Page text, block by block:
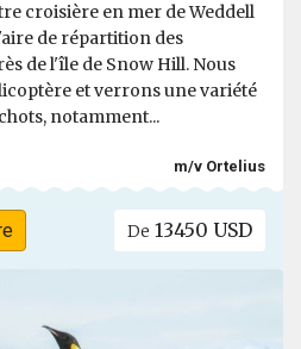
croisière en mer de Weddell
de répartition des
de l'île de Snow Hill. Nous
et verrons une variété
notamment...
m/v Ortelius
De 13450 USD